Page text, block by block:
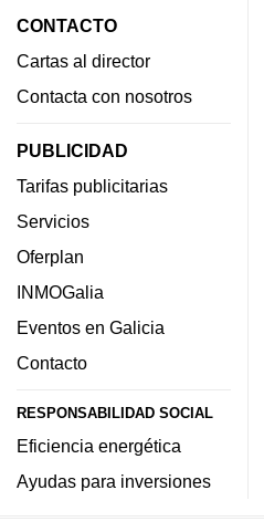
CONTACTO
Cartas al director
Contacta con nosotros
PUBLICIDAD
Tarifas publicitarias
Servicios
Oferplan
INMOGalia
Eventos en Galicia
Contacto
RESPONSABILIDAD SOCIAL
Eficiencia energética
Ayudas para inversiones